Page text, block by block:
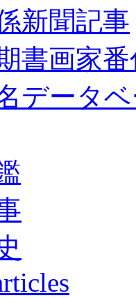
新聞記事
書画家
データ